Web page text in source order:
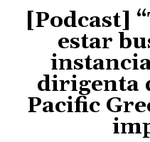
[Podcast]
estar
dirigenta
Pacific